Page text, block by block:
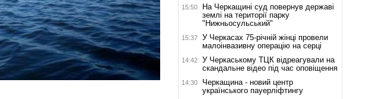
15:50
На Черкащині суд повернув державі
землі на території парку
"Нижньосульський"
15:37
У Черкасах 75-річній жінці провели
малоінвазивну операцію на серці
14:42
У Черкаському ТЦК відреагували на
скандальне відео під час оповіщення
14:30
Черкащина - новий центр
українського пауерліфтингу